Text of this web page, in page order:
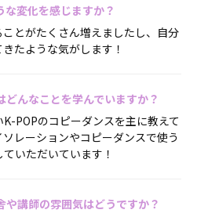
変化を感じますか？
とがたくさん増えましたし、自分
たような気がします！
どんなことを学んでいますか？
POPのコピーダンスを主に教えて
レーションやコピーダンスで使う
いただいています！
や講師の雰囲気はどうですか？